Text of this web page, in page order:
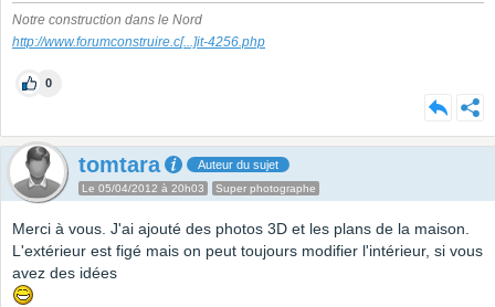
Notre construction dans le Nord
http://www.forumconstruire.c[...]it-4256.php
0
tomtara Auteur du sujet
Le 05/04/2012 à 20h03 Super photographe
Merci à vous. J'ai ajouté des photos 3D et les plans de la maison.
L'extérieur est figé mais on peut toujours modifier l'intérieur, si vous
avez des idées